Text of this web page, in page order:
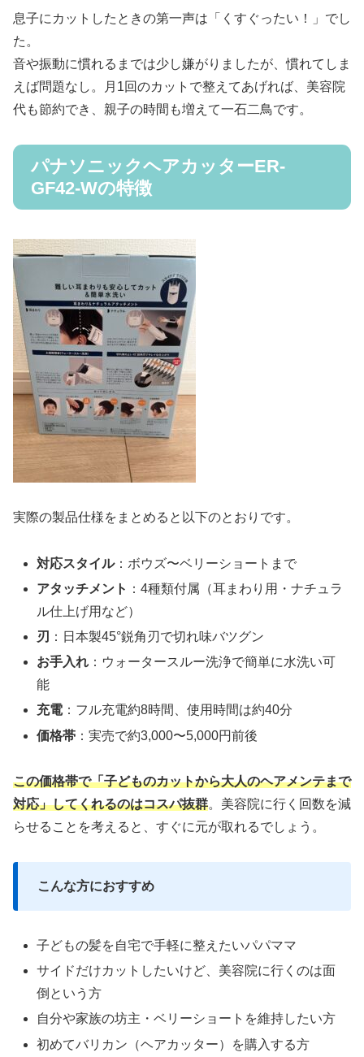
息子にカットしたときの第一声は「くすぐったい！」でし
た。
音や振動に慣れるまでは少し嫌がりましたが、慣れてしま
えば問題なし。月1回のカットで整えてあげれば、美容院
代も節約でき、親子の時間も増えて一石二鳥です。
パナソニックヘアカッターER-
GF42-Wの特徴
実際の製品仕様をまとめると以下のとおりです。
対応スタイル：ボウズ〜ベリーショートまで
アタッチメント ：4種類付属（耳まわり用・ナチュラ
ル仕上げ用など）
刃 ：日本製45°鋭角刃で切れ味バツグン
お手入れ ：ウォータースルー洗浄で簡単に水洗い可
能
充電：フル充電約8時間、使用時間は約40分
価格帯 ：実売で約3,000〜5,000円前後
この価格帯で「子どものカットから大人のヘアメンテまで
対応」してくれるのはコスパ抜群。美容院に行く回数を減
らせることを考えると、すぐに元が取れるでしょう。
こんな方におすすめ
子どもの髪を自宅で手軽に整えたいパパママ
サイドだけカットしたいけど、美容院に行くのは面
倒という方
自分や家族の坊主・ベリーショートを維持したい方
初めてバリカン（ヘアカッター）を購入する方